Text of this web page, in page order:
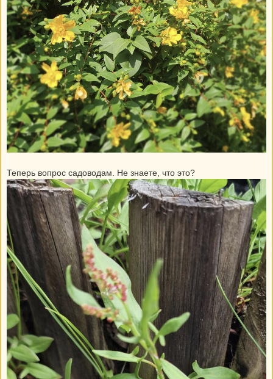
Теперь вопрос садоводам. Не знаете, что это?